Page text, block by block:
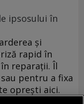
ipsosului în
și
rapid în
reparații. Îl
pentru a fixa
oprești aici.